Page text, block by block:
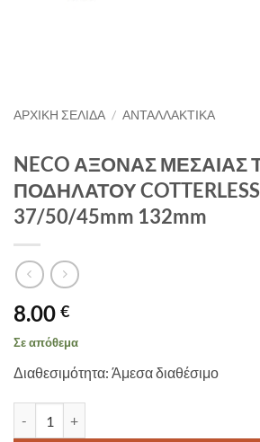
ΑΡΧΙΚΉ ΣΕΛΊΔΑ / ΑΝΤΑΛΛΑΚΤΙΚΑ
NECO ΑΞΟΝΑΣ ΜΕΣΑΙΑΣ
ΠΟΔΗΛΑΤΟΥ
37/50/45mm 132mm
8.00 €
Σε απόθεμα
Διαθεσιμότητα: Άμεσα διαθέσιμο